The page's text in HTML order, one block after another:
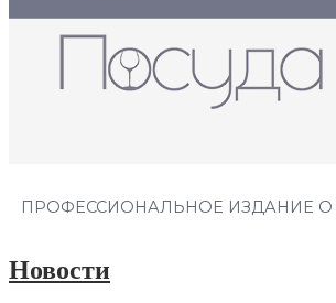
ПРОФЕССИОНАЛЬНОЕ ИЗДАНИЕ
Новости